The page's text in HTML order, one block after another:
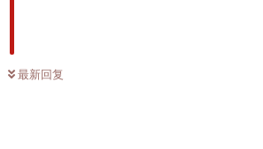
最新回复